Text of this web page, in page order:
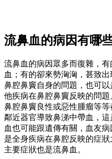
流鼻血的病因有哪
流鼻血的病因眾多而復雜，
血；有的卻來勢洶洶，甚致
鼻腔鼻竇自身的問題，也可
他疾病在鼻腔鼻竇反映的問題
鼻腔鼻竇良性或惡性腫瘤等
鄰近器官導致鼻涕中帶血，
血也可能跟遺傳有關，血友
是全身疾病在鼻腔反映的症
主要症狀也是流鼻血。